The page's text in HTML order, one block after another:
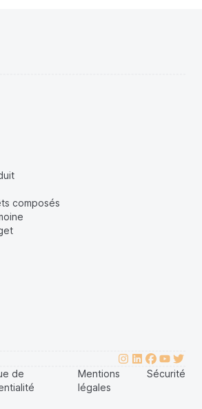
composés
de
Mentions
légales
Sécurité